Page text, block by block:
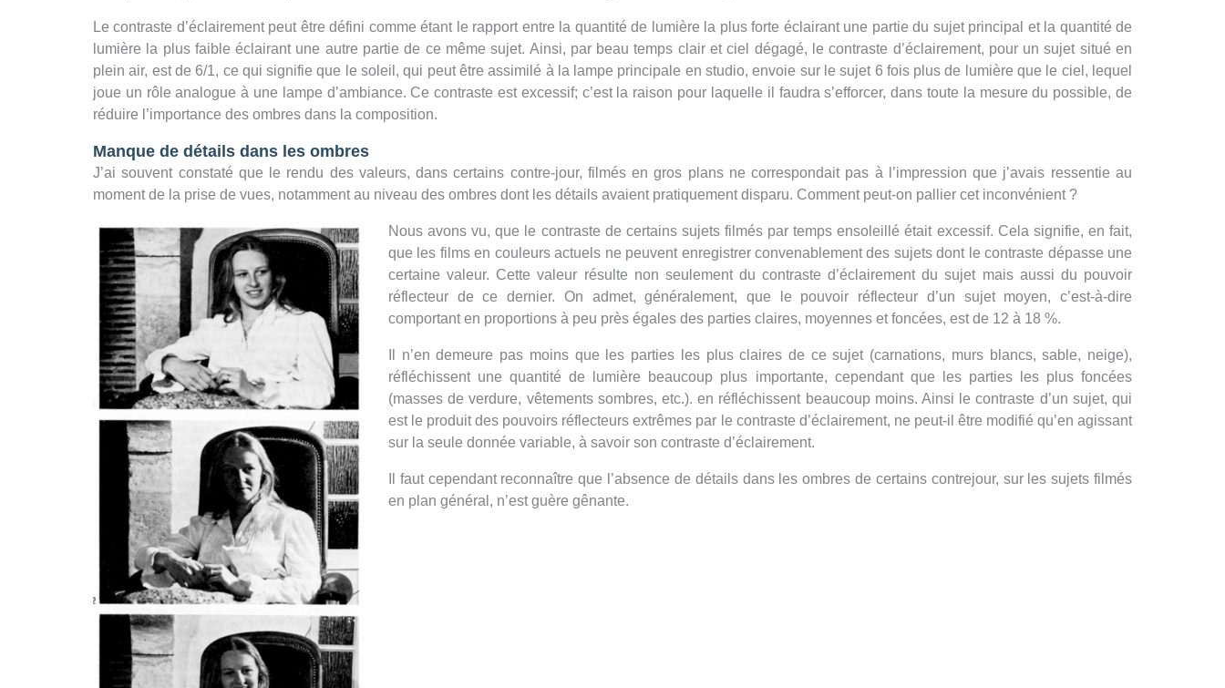
Le contraste d’éclairement peut être défini comme étant le rapport entre la quantité de lumière la plus forte éclairant une partie du sujet principal et la quantité de
lumière la plus faible éclairant une autre partie de ce même sujet. Ainsi, par beau temps clair et ciel dégagé, le contraste d’éclairement, pour un sujet situé en
plein air, est de 6/1, ce qui signifie que le soleil, qui peut être assimilé à la lampe principale en studio, envoie sur le sujet 6 fois plus de lumière que le ciel, lequel
joue un rôle analogue à une lampe d’ambiance. Ce contraste est excessif; c’est la raison pour laquelle il faudra s’efforcer, dans toute la mesure du possible, de
réduire l’importance des ombres dans la composition.
Manque de détails dans les ombres
J’ai souvent constaté que le rendu des valeurs, dans certains contre-jour, filmés en gros plans ne correspondait pas à l’impression que j’avais ressentie au
moment de la prise de vues, notamment au niveau des ombres dont les détails avaient pratiquement disparu. Comment peut-on pallier cet inconvénient ?
Nous avons vu, que le contraste de certains sujets filmés par temps ensoleillé était excessif. Cela signifie, en fait,
que les films en couleurs actuels ne peuvent enregistrer convenablement des sujets dont le contraste dépasse une
certaine valeur. Cette valeur résulte non seulement du contraste d’éclairement du sujet mais aussi du pouvoir
réflecteur de ce dernier. On admet, généralement, que le pouvoir réflecteur d’un sujet moyen, c’est-à-dire
comportant en proportions à peu près égales des parties claires, moyennes et foncées, est de 12 à 18 %.
Il n’en demeure pas moins que les parties les plus claires de ce sujet (carnations, murs blancs, sable, neige),
réfléchissent une quantité de lumière beaucoup plus importante, cependant que les parties les plus foncées
(masses de verdure, vêtements sombres, etc.). en réfléchissent beaucoup moins. Ainsi le contraste d’un sujet, qui
est le produit des pouvoirs réflecteurs extrêmes par le contraste d’éclairement, ne peut-il être modifié qu’en agissant
sur la seule donnée variable, à savoir son contraste d’éclairement.
Il faut cependant reconnaître que l’absence de détails dans les ombres de certains contrejour, sur les sujets filmés
en plan général, n’est guère gênante.